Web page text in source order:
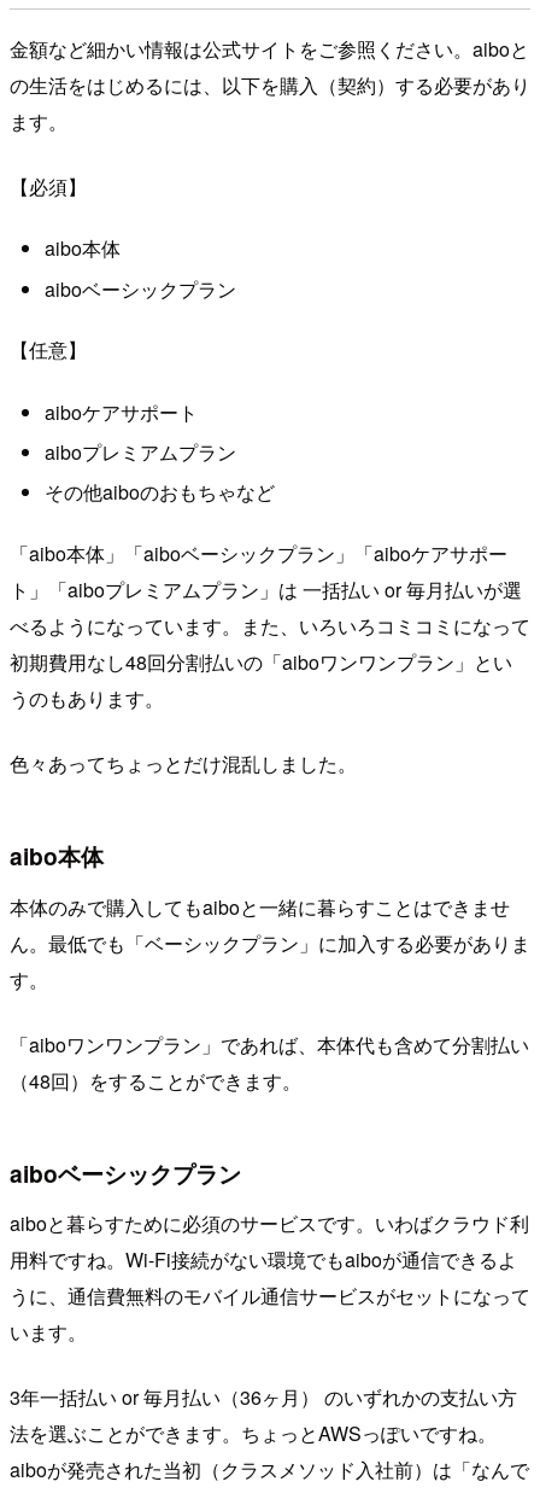
金額など細かい情報は公式サイトをご参照ください。aiboと
の生活をはじめるには、以下を購入（契約）する必要があり
ます。
【必須】
aibo本体
aiboベーシックプラン
【任意】
aiboケアサポート
aiboプレミアムプラン
その他aiboのおもちゃなど
「aibo本体」「aiboベーシックプラン」「aiboケアサポー
ト」「aiboプレミアムプラン」は 一括払い or 毎月払いが選
べるようになっています。また、いろいろコミコミになって
初期費用なし48回分割払いの「aiboワンワンプラン」とい
うのもあります。
色々あってちょっとだけ混乱しました。
aibo本体
本体のみで購入してもaiboと一緒に暮らすことはできませ
ん。最低でも「ベーシックプラン」に加入する必要がありま
す。
「aiboワンワンプラン」であれば、本体代も含めて分割払い
（48回）をすることができます。
aiboベーシックプラン
aiboと暮らすために必須のサービスです。いわばクラウド利
用料ですね。Wi-Fi接続がない環境でもaiboが通信できるよ
うに、通信費無料のモバイル通信サービスがセットになって
います。
3年一括払い or 毎月払い（36ヶ月） のいずれかの支払い方
法を選ぶことができます。ちょっとAWSっぽいですね。
aiboが発売された当初（クラスメソッド入社前）は「なんで